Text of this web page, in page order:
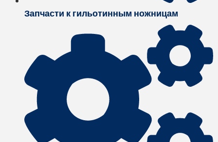
Запчасти к гильотинным ножницам